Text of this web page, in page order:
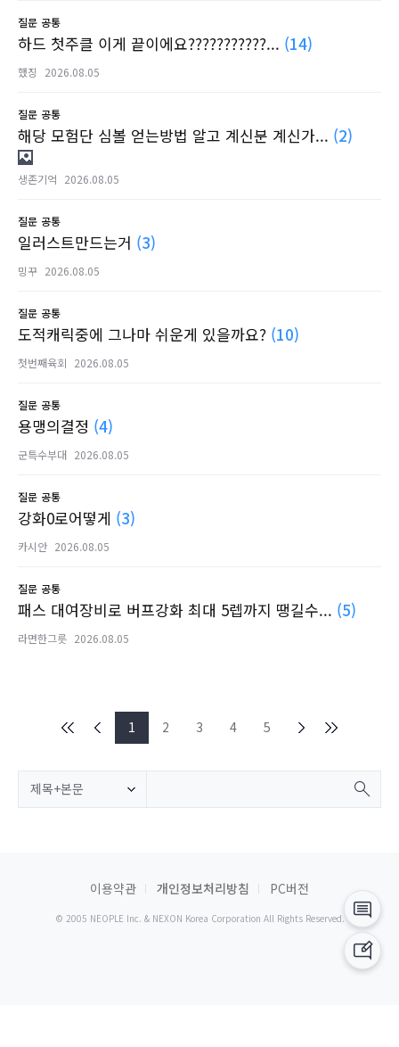
질문 공통
하드 첫주클 이게 끝이에요???????????... (14)
했징 2026.08.05
질문 공통
해당 모험단 심볼 얻는방법 알고 계신분 계신가... (2)
생존기억 2026.08.05
질문 공통
일러스트만드는거 (3)
밍꾸 2026.08.05
질문 공통
도적캐릭중에 그나마 쉬운게 있을까요? (10)
첫번째육회 2026.08.05
질문 공통
용맹의결정 (4)
군특수부대 2026.08.05
질문 공통
강화0로어떻게 (3)
카시안 2026.08.05
질문 공통
패스 대여장비로 버프강화 최대 5렙까지 땡길수... (5)
라면한그릇 2026.08.05
1 2 3 4 5
제목+본문
이용약관 개인정보처리방침 PC버전
© 2005 NEOPLE Inc. & NEXON Korea Corporation All Rights Reserved.